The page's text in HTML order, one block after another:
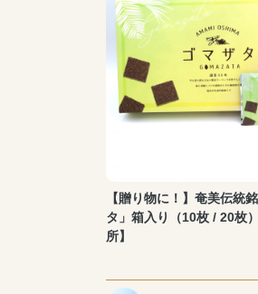
【贈り物に！】奄美伝統
タ」箱入り（10枚 / 20枚
所】